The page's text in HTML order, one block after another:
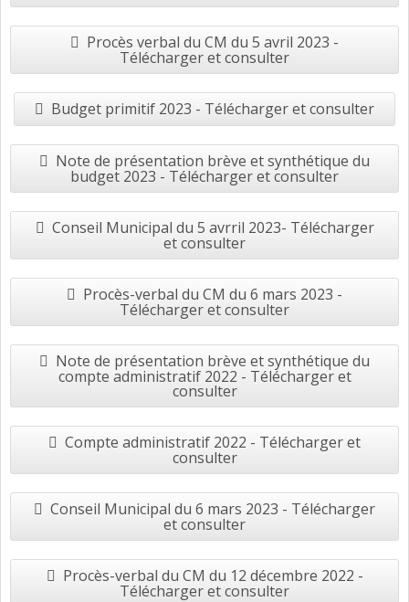
Procès verbal du CM du 5 avril 2023 -
Télécharger et consulter
Budget primitif 2023 - Télécharger et consulter
Note de présentation brève et synthétique du
budget 2023 - Télécharger et consulter
Conseil Municipal du 5 avrril 2023- Télécharger
et consulter
Procès-verbal du CM du 6 mars 2023 -
Télécharger et consulter
Note de présentation brève et synthétique du
compte administratif 2022 - Télécharger et
consulter
Compte administratif 2022 - Télécharger et
consulter
Conseil Municipal du 6 mars 2023 - Télécharger
et consulter
Procès-verbal du CM du 12 décembre 2022 -
Télécharger et consulter